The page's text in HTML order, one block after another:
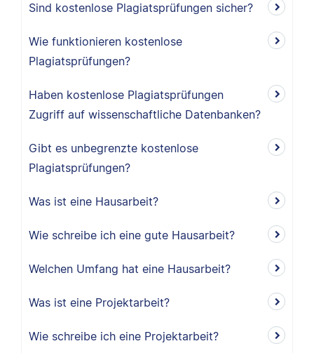
Sind kostenlose Plagiatsprüfungen sicher?
Wie funktionieren kostenlose
Plagiatsprüfungen?
Haben kostenlose Plagiatsprüfungen
Zugriff auf wissenschaftliche Datenbanken?
Gibt es unbegrenzte kostenlose
Plagiatsprüfungen?
Was ist eine Hausarbeit?
Wie schreibe ich eine gute Hausarbeit?
Welchen Umfang hat eine Hausarbeit?
Was ist eine Projektarbeit?
Wie schreibe ich eine Projektarbeit?